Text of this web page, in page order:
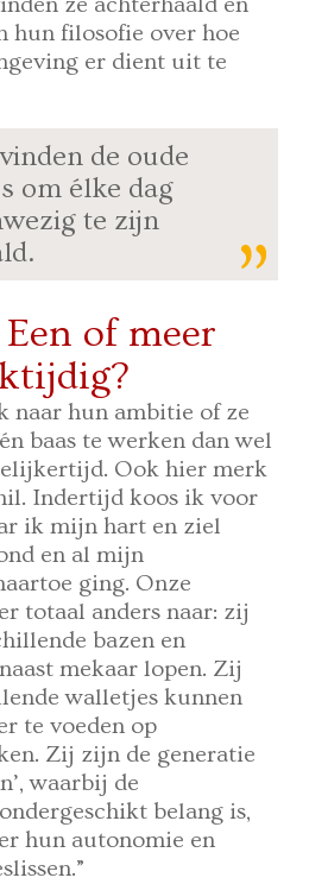
hun filosofie over hoe
er dient uit te
de oude
om élke dag
te zijn
of meer
naar hun ambitie of ze
baas te werken dan wel
Ook hier merk
Indertijd koos ik voor
ik mijn hart en ziel
en al mijn
ging. Onze
totaal anders naar: zij
bazen en
mekaar lopen. Zij
walletjes kunnen
te voeden op
Zij zijn de generatie
waarbij de
belang is,
hun autonomie en